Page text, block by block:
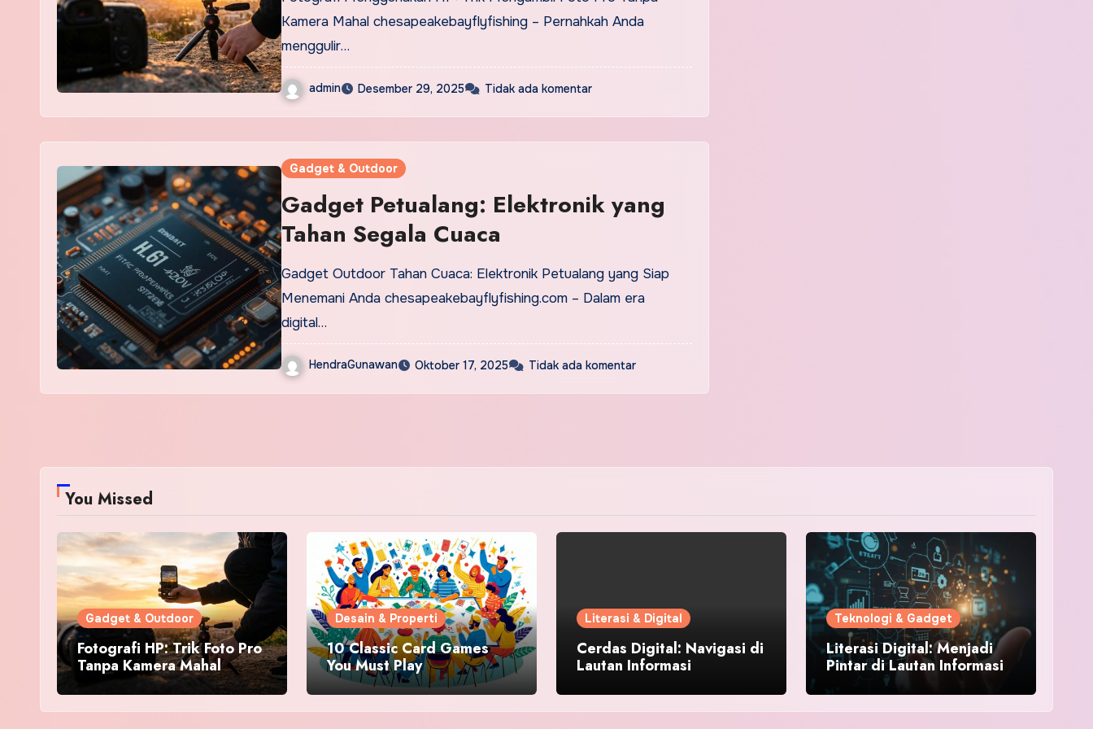
Kamera Mahal chesapeakebayflyfishing – Pernahkah Anda
menggulir…
admin Desember 29, 2025 Tidak ada komentar
Gadget & Outdoor
Gadget Petualang: Elektronik yang
Tahan Segala Cuaca
Gadget Outdoor Tahan Cuaca: Elektronik Petualang yang Siap
Menemani Anda chesapeakebayflyfishing.com – Dalam era
digital…
HendraGunawan Oktober 17, 2025 Tidak ada komentar
You Missed
Gadget & Outdoor
Fotografi HP: Trik Foto Pro
Tanpa Kamera Mahal
Desain & Properti
10 Classic Card Games
You Must Play
Literasi & Digital
Cerdas Digital: Navigasi di
Lautan Informasi
Teknologi & Gadget
Literasi Digital: Menjadi
Pintar di Lautan Informasi